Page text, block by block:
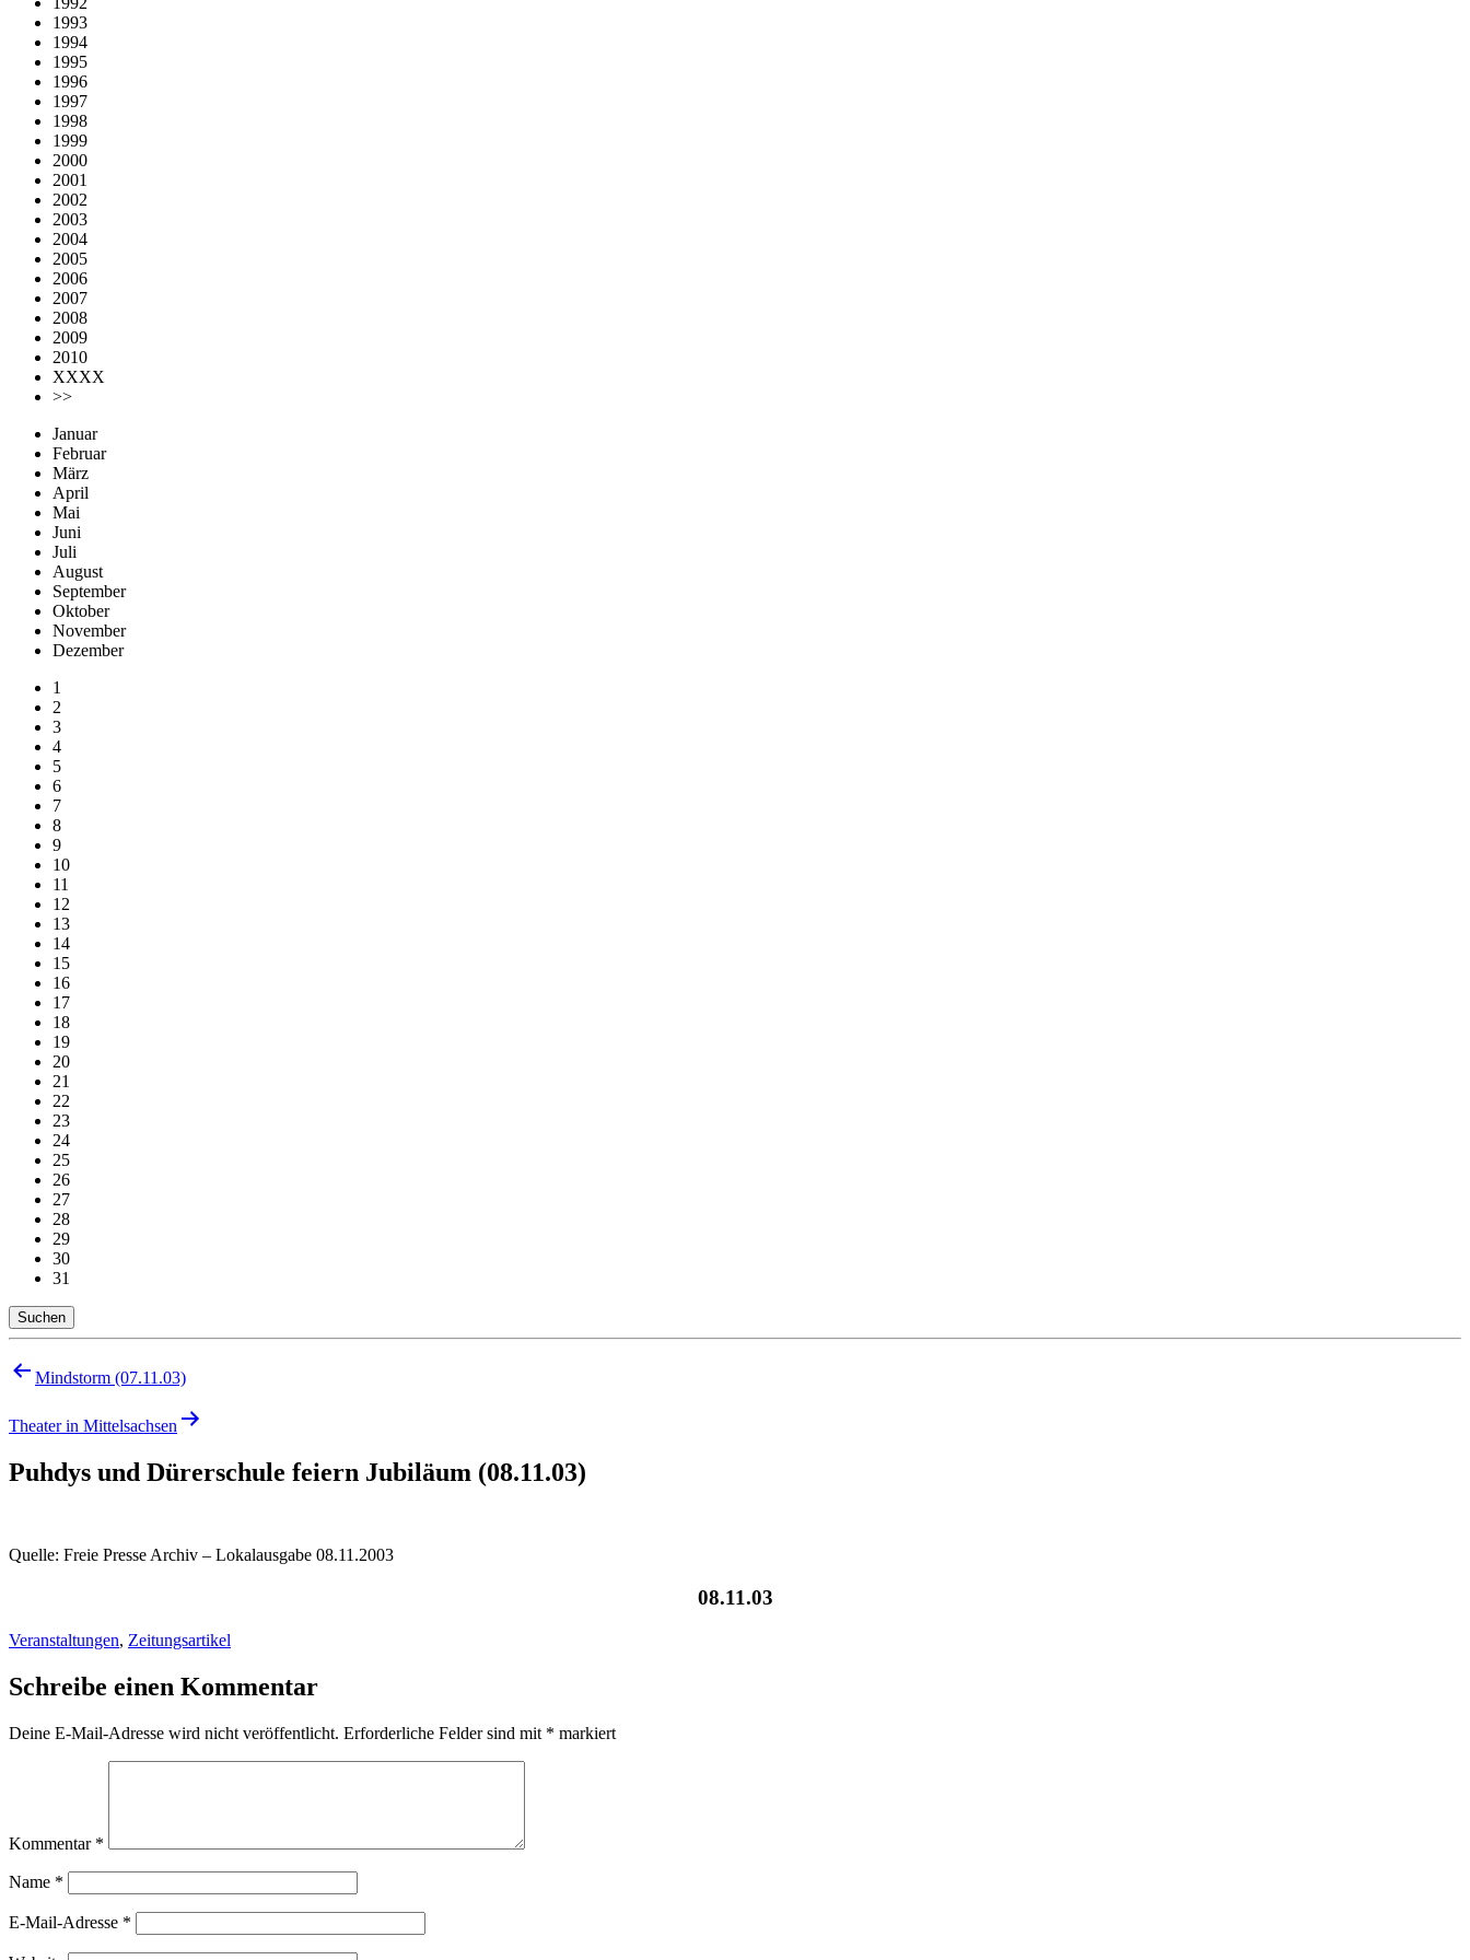
1993
1994
1995
1996
1997
1998
1999
2000
2001
2002
2003
2004
2005
2006
2007
2008
2009
2010
XXXX
>>
Januar
Februar
März
April
Mai
Juni
Juli
August
September
Oktober
November
Dezember
1
2
3
4
5
6
7
8
9
10
11
12
13
14
15
16
17
18
19
20
21
22
23
24
25
26
27
28
29
30
31
Suchen
Beitragsnavigation
Mindstorm (07.11.03)
Theater in Mittelsachsen
Puhdys und Dürerschule feiern Jubiläum (08.11.03)
Quelle: Freie Presse Archiv – Lokalausgabe 08.11.2003
08.11.03
Veranstaltungen, Zeitungsartikel
Schreibe einen Kommentar
Deine E-Mail-Adresse wird nicht veröffentlicht. Erforderliche Felder sind mit * markiert
Kommentar *
Name *
E-Mail-Adresse *